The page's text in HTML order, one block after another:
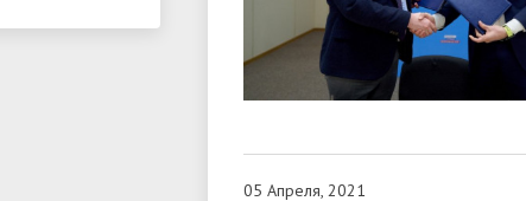
05 Апреля, 2021